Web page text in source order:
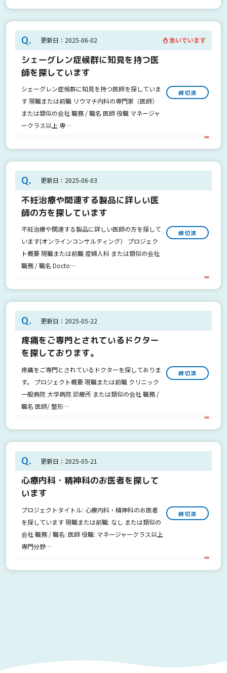
Q. 更新日：2025-06-02 急いでいます
シェーグレン症候群に知見を持つ医
師を探しています
シェーグレン症候群に知見を持つ医師を探していま
す 現職または前職 リウマチ内科の専門家（医師）
または類似の会社 職務 / 職名 医師 役職 マネージャ
ークラス以上 専…
締切済
Q. 更新日：2025-06-03
不妊治療や関連する製品に詳しい医
師の方を探しています
不妊治療や関連する製品に詳しい医師の方を探して
います(オンラインコンサルティング） プロジェク
ト概要 現職または前職 産婦人科 または類似の会社
職務 / 職名 Docto…
締切済
Q. 更新日：2025-05-22
疼痛をご専門とされているドクター
を探しております。
疼痛をご専門とされているドクターを探しておりま
す。 プロジェクト概要 現職または前職 クリニック
一般病院 大学病院 診療所 または類似の会社 職務 /
職名 医師/ 整形…
締切済
Q. 更新日：2025-05-21
心療内科・精神科のお医者を探して
います
プロジェクトタイトル: 心療内科・精神科のお医者
を探しています 現職または前職: なし または類似の
会社 職務 / 職名: 医師 役職: マネージャークラス以上
専門分野…
締切済